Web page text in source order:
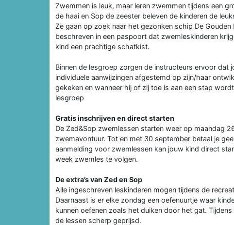
Zwemmen is leuk, maar leren zwemmen tijdens een
de haai en Sop de zeester beleven de kinderen de
Ze gaan op zoek naar het gezonken schip De
beschreven in een paspoort dat zwemleskinderen
kind een prachtige schatkist.
Binnen de lesgroep zorgen de instructeurs ervoor
individuele aanwijzingen afgestemd op zijn/haar
gekeken en wanneer hij of zij toe is aan een stap
lesgroep
Gratis inschrijven en direct starten
De Zed&Sop zwemlessen starten weer op maandag
zwemavontuur. Tot en met 30 september betaal je
aanmelding voor zwemlessen kan jouw kind direct
week zwemles te volgen.
De extra’s van Zed en Sop
Alle ingeschreven leskinderen mogen tijdens de
Daarnaast is er elke zondag een oefenuurtje waar
kunnen oefenen zoals het duiken door het gat.
de lessen scherp geprijsd.